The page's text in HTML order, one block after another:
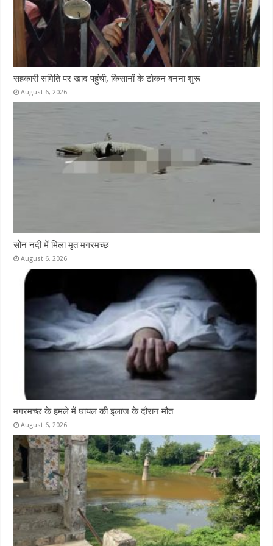
सहकारी समिति पर खाद पहुंची, किसानों के टोकन बनना शुरू
August 6, 2026
सोन नदी में मिला मृत मगरमच्छ
August 6, 2026
मगरमच्छ के हमले में घायल की इलाज के दौरान मौत
August 6, 2026